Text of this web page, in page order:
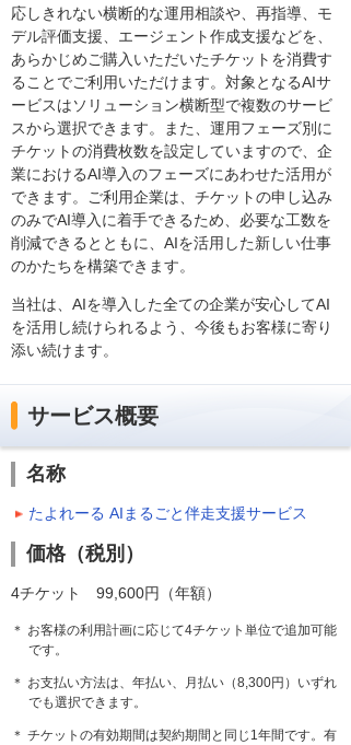
応しきれない横断的な運用相談や、再指導、モ
デル評価支援、エージェント作成支援などを、
あらかじめご購入いただいたチケットを消費す
ることでご利用いただけます。対象となるAIサ
ービスはソリューション横断型で複数のサービ
スから選択できます。また、運用フェーズ別に
チケットの消費枚数を設定していますので、企
業におけるAI導入のフェーズにあわせた活用が
できます。ご利用企業は、チケットの申し込み
のみでAI導入に着手できるため、必要な工数を
削減できるとともに、AIを活用した新しい仕事
のかたちを構築できます。
当社は、AIを導入した全ての企業が安心してAI
を活用し続けられるよう、今後もお客様に寄り
添い続けます。
サービス概要
名称
たよれーる AIまるごと伴走支援サービス
価格（税別）
4チケット 99,600円（年額）
＊ お客様の利用計画に応じて4チケット単位で追加可能
です。
＊ お支払い方法は、年払い、月払い（8,300円）いずれ
でも選択できます。
＊ チケットの有効期間は契約期間と同じ1年間です。有